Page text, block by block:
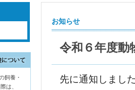
飼養・
は、
お知らせ
令和６年度動
先に通知しまし